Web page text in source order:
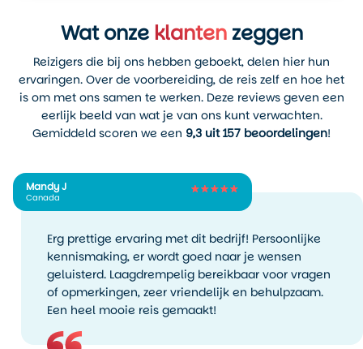
Wat onzeklantenzeggen
Reizigers die bij ons hebben geboekt, delen hier hun
ervaringen. Over de voorbereiding, de reis zelf en hoe het
is om met ons samen te werken. Deze reviews geven een
eerlijk beeld van wat je van ons kunt verwachten.
Gemiddeld scoren we een 9,3 uit 157 beoordelingen!
Mandy J
Canada
Erg prettige ervaring met dit bedrijf! Persoonlijke
kennismaking, er wordt goed naar je wensen
geluisterd. Laagdrempelig bereikbaar voor vragen
of opmerkingen, zeer vriendelijk en behulpzaam.
Een heel mooie reis gemaakt!